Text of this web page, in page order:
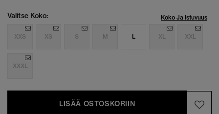
Valitse Koko: Koko Ja Istuvuus
XXS XS S M L XL XXL
XXXL
LISÄÄ OSTOSKORIIN